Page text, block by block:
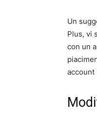
Un
Plus, vi
con un
account